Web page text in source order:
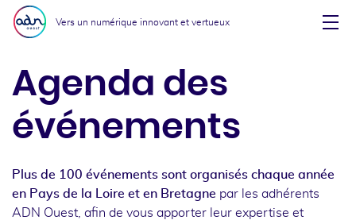
Aller au menu
Aller au contenu
Vers un numérique innovant et vertueux
Agenda des
événements
Plus de 100 événements sont organisés chaque année
en Pays de la Loire et en Bretagne par les adhérents
ADN Ouest, afin de vous apporter leur expertise et